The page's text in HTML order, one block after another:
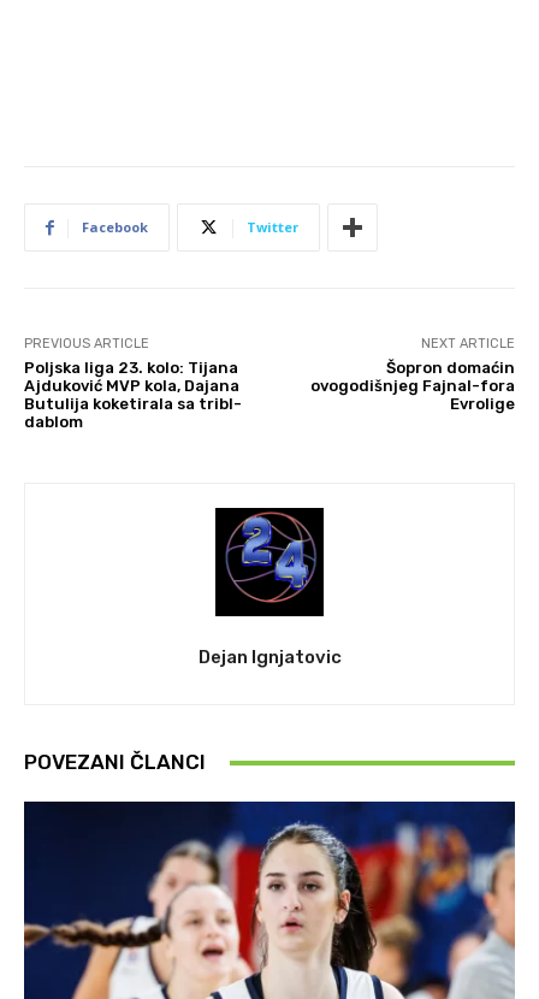
Facebook Twitter
PREVIOUS ARTICLE
Poljska liga 23. kolo: Tijana
Ajduković MVP kola, Dajana
Butulija koketirala sa tribl-
dablom
NEXT ARTICLE
Šopron domaćin
ovogodišnjeg Fajnal-fora
Evrolige
Dejan Ignjatovic
POVEZANI ČLANCI